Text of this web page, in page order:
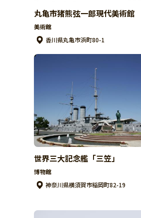
丸亀市猪熊弦一郎現代美術館
美術館
香川県丸亀市浜町80-1
世界三大記念艦「三笠」
博物館
神奈川県横須賀市稲岡町82-19